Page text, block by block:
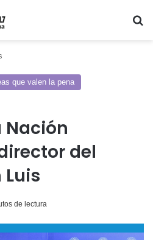
que valen la pena
Nación
del
Luis
de lectura